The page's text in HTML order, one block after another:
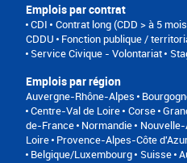
Emplois par contrat
CDI Contrat long (CDD > à 5
CDDU
Fonction publique /
Service Civique - Volontariat
Emplois par région
Auvergne-Rhône-Alpes
Centre-Val de Loire Corse
de-France Normandie
Loire Provence-Alpes-Côte
Belgique/Luxembourg
Suisse